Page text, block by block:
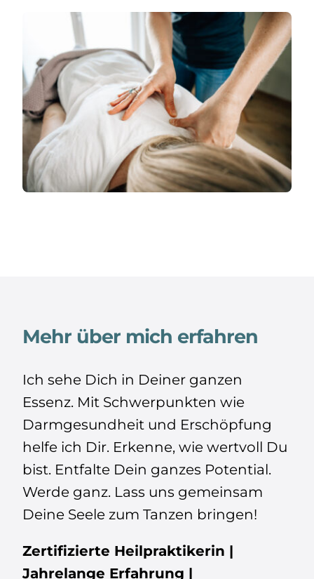
Mehr über mich erfahren
Ich sehe Dich in Deiner ganzen
Essenz. Mit Schwerpunkten wie
Darmgesundheit und Erschöpfung
helfe ich Dir. Erkenne, wie wertvoll Du
bist. Entfalte Dein ganzes Potential.
Werde ganz. Lass uns gemeinsam
Deine Seele zum Tanzen bringen!
Zertifizierte Heilpraktikerin |
Jahrelange Erfahrung |